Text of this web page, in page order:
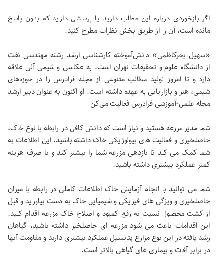
اگر بازخوردی درباره این مطلب دارید یا پرسشی دارید که بدون پاسخ
مانده است، آن را از طریق بخش نظرات مطرح کنید.
«سهیل بحرکاظمی» دانش‌آموخته کارشناسی ارشد رشته مهندسی نفت
از دانشگاه علوم و تحقیقات تهران است. به عکاسی و شیمی آلی علاقه
دارد و تا امروز تولید مطالب متنوعی از مجله فرادرس را در حوزه‌های
شیمی، هنر و بازاریابی به عهده داشته است. او اکنون به عنوان دبیر ارشد
مجله علمی-آموزشی فرادرس فعالیت می‌کن
شما مدیر مزرعه هستید و نیاز است که دانش کافی در رابطه با نوع خاک،
حاصلخیزی و فعالیت های بیولوژیکی خاک داشته باشید. این اطلاعات به
شما کمک می کند تا بازدهی مزرعه شما را بیشتر کند و با صرف هزینه
کمتر عملکرد بیشتری داشته باشید.
شما می توانید با انجام آزمایش خاک اطلاعات کاملی در رابطه با میزان
حاصلخیزی و ویژگی های فیزیکی و شیمیایی خاک به دست بیاورید و قبل
از کشت محصول نسبت به رفع کمبود و اصلاح خاک مزرعه اقدام کنید.
این اقدامات باعث می شود مزرعه ای حاصلخیز داشته باشید، گیاهان
رشد یافته در این نوع مزارع پتانسیل عملکرد بیشتری دارند و مقاومت آنها
در برابر آفات و بیماری های گیاهی بالاتر است.